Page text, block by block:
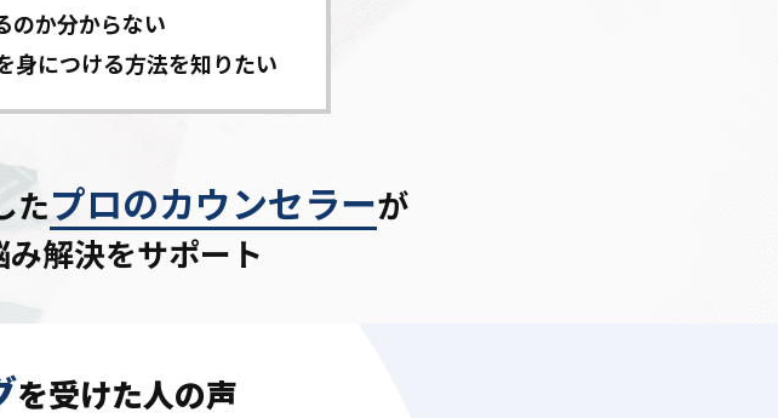
のか分からない
身につける方法を知りたい
たプロのカウンセラーが
み解決をサポート
を受けた人の声